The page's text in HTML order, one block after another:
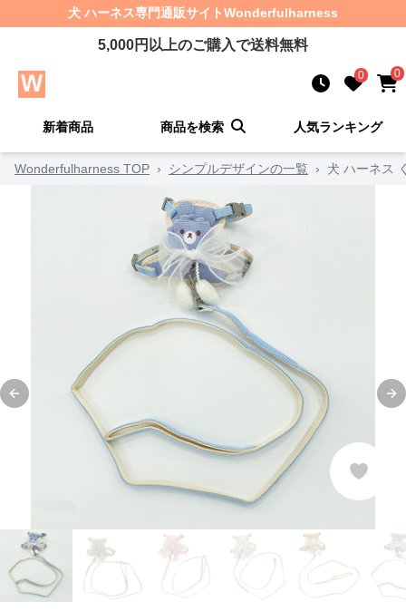
犬 ハーネス専門通販サイトWonderfulharness
5,000円以上のご購入で送料無料
0 0
新着商品 商品を検索 人気ランキング
Wonderfulharness TOP › シンプルデザインの一覧 › 犬 ハーネス
Previous slide